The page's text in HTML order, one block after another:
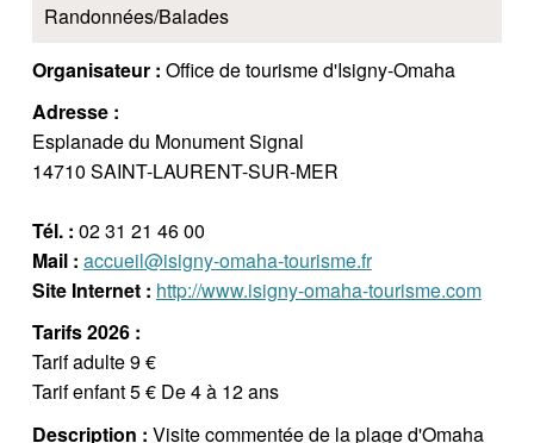
Randonnées/Balades
Organisateur : Office de tourisme d'Isigny-Omaha
Adresse :
Esplanade du Monument Signal
14710 SAINT-LAURENT-SUR-MER
Tél. : 02 31 21 46 00
Mail : accueil@isigny-omaha-tourisme.fr
Site Internet : http://www.isigny-omaha-tourisme.com
Tarifs 2026 :
Tarif adulte 9 €
Tarif enfant 5 € De 4 à 12 ans
Description : Visite commentée de la plage d'Omaha